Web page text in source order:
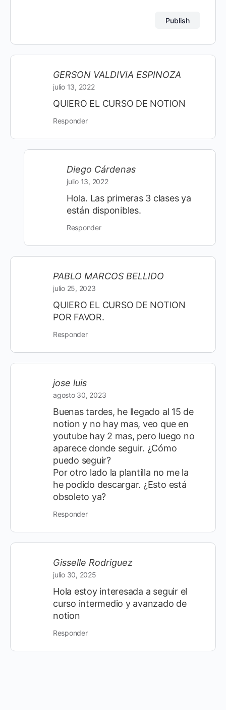
GERSON VALDIVIA ESPINOZA
julio 13, 2022
QUIERO EL CURSO DE NOTION
Responder
Diego Cárdenas
julio 13, 2022
Hola. Las primeras 3 clases ya
están disponibles.
Responder
PABLO MARCOS BELLIDO
julio 25, 2023
QUIERO EL CURSO DE NOTION
POR FAVOR.
Responder
jose luis
agosto 30, 2023
Buenas tardes, he llegado al 15 de
notion y no hay mas, veo que en
youtube hay 2 mas, pero luego no
aparece donde seguir. ¿Cómo
puedo seguir?
Por otro lado la plantilla no me la
he podido descargar. ¿Esto está
obsoleto ya?
Responder
Gisselle Rodriguez
julio 30, 2025
Hola estoy interesada a seguir el
curso intermedio y avanzado de
notion
Responder